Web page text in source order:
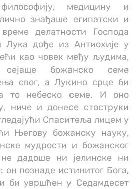
медицину и
знађаше египатски и
делатности Господа
дође из Антиохије у
као човек међу људима,
божанско семе
свог, а Лукино срце би
то небеско семе. И оно
ниче и донесе стоструки
Спаситеља лицем у
Његову божанску науку,
мудрости и божанског
дадоше ни јелинске ни
он познаде истинитог Бога,
би увршћен у Седамдесет